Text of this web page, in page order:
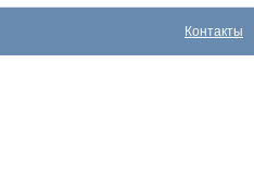
Контакты